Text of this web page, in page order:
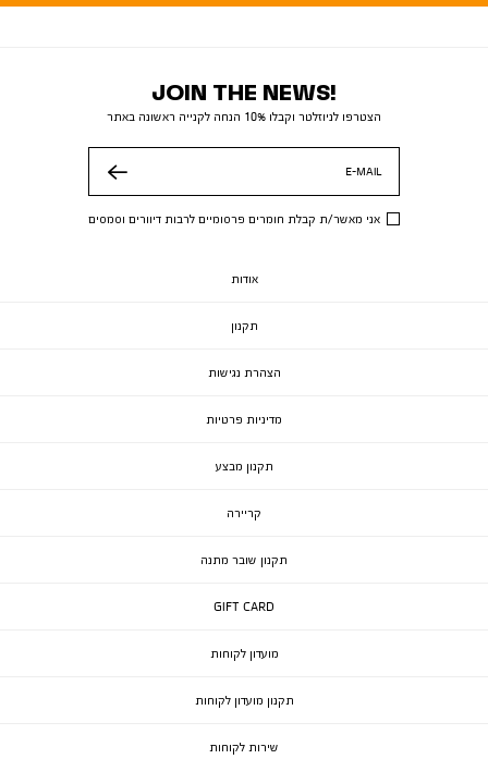
JOIN THE NEWS!
הצטרפו לניוזלטר וקבלו 10% הנחה לקנייה ראשונה באתר
E-MAIL
אני מאשר/ת קבלת חומרים פרסומיים לרבות דיוורים וסמסים
אודות
תקנון
הצהרת נגישות
מדיניות פרטיות
תקנון מבצע
קריירה
תקנון שובר מתנה
GIFT CARD
מועדון לקוחות
תקנון מועדון לקוחות
שירות לקוחות